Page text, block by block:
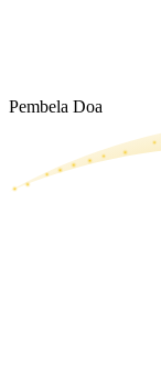
Pembela Doa